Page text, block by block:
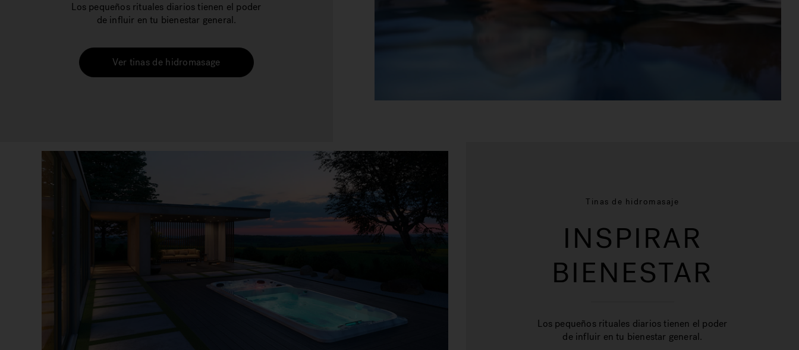
Los pequeños rituales diarios tienen el poder
de influir en tu bienestar general.
Ver tinas de hidromasage
Tinas de hidromasaje
INSPIRAR
BIENESTAR
Los pequeños rituales diarios tienen el poder
de influir en tu bienestar general.